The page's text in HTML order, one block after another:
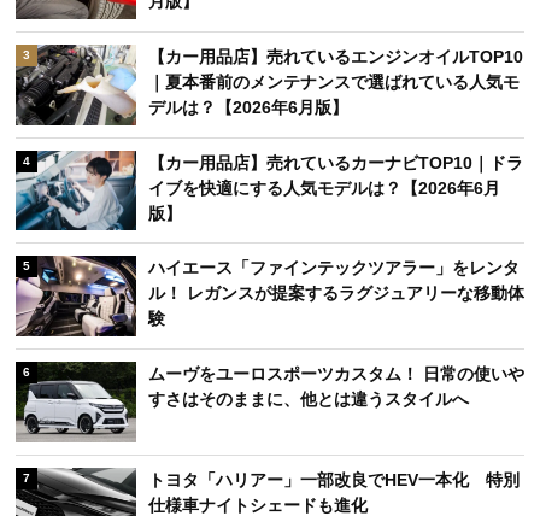
3
【カー用品店】売れているエンジンオイルTOP10
｜夏本番前のメンテナンスで選ばれている人気モ
デルは？【2026年6月版】
4
【カー用品店】売れているカーナビTOP10｜ドラ
イブを快適にする人気モデルは？【2026年6月
版】
5
ハイエース「ファインテックツアラー」をレンタ
ル！ レガンスが提案するラグジュアリーな移動体
験
6
ムーヴをユーロスポーツカスタム！ 日常の使いや
すさはそのままに、他とは違うスタイルへ
7
トヨタ「ハリアー」一部改良でHEV一本化 特別
仕様車ナイトシェードも進化